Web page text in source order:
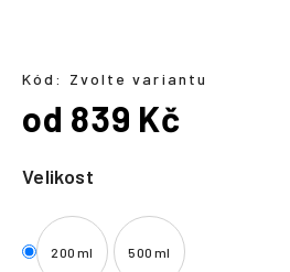
Velikost
200 ml 500 ml
Kód: Zvolte variantu
od 839 Kč
cena:
í
t
?
HLEDAT